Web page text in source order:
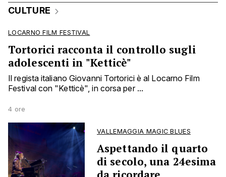
CULTURE
LOCARNO FILM FESTIVAL
Tortorici racconta il controllo sugli
adolescenti in "Ketticè"
Il regista italiano Giovanni Tortorici è al Locarno Film
Festival con "Ketticè", in corsa per ...
4 ore
VALLEMAGGIA MAGIC BLUES
Aspettando il quarto
di secolo, una 24esima